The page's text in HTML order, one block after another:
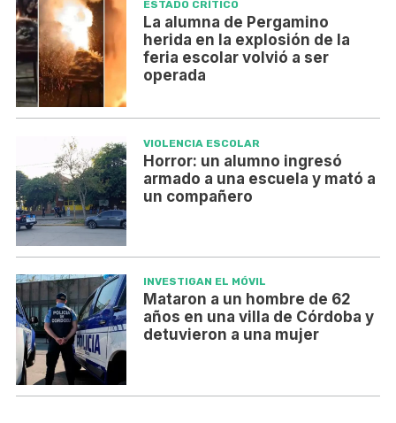
ESTADO CRÍTICO
La alumna de Pergamino
herida en la explosión de la
feria escolar volvió a ser
operada
VIOLENCIA ESCOLAR
Horror: un alumno ingresó
armado a una escuela y mató a
un compañero
INVESTIGAN EL MÓVIL
Mataron a un hombre de 62
años en una villa de Córdoba y
detuvieron a una mujer